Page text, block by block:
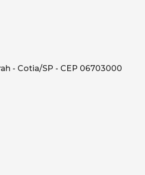
- Cotia/SP - CEP 06703000